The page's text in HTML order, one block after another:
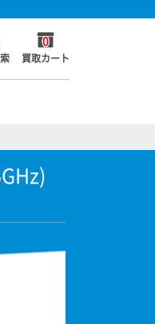
0
買取カート